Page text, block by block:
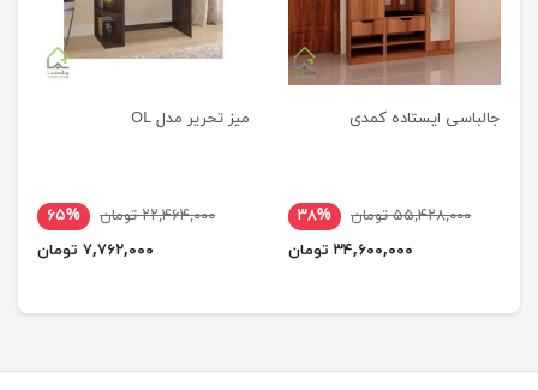
جالباسی ایستاده کمدی
۵۵,۴۲۸,۰۰۰ تومان
۳۸%
۳۴,۶۰۰,۰۰۰ تومان
میز تحریر مدل OL
۲۲,۴۶۴,۰۰۰ تومان
۶۵%
۷,۷۶۲,۰۰۰ تومان